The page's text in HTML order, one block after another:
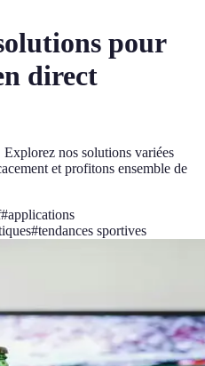
pour
direct
nos solutions variées
et profitons ensemble de
#applications
#tendances sportives